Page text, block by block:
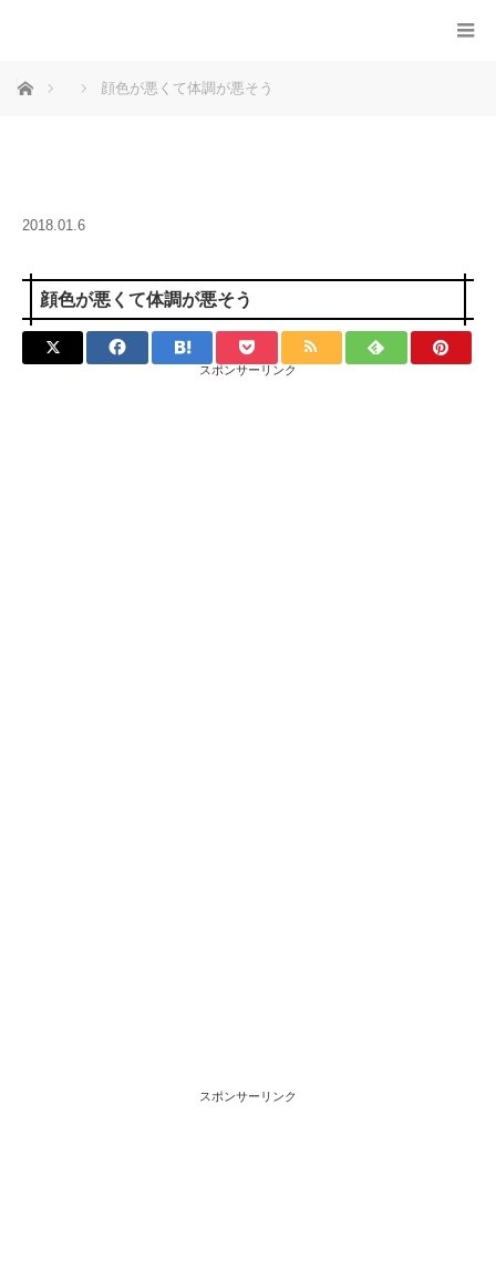
ホーム 顔色が悪くて体調が悪そう
2018.01.6
顔色が悪くて体調が悪そう
スポンサーリンク
スポンサーリンク